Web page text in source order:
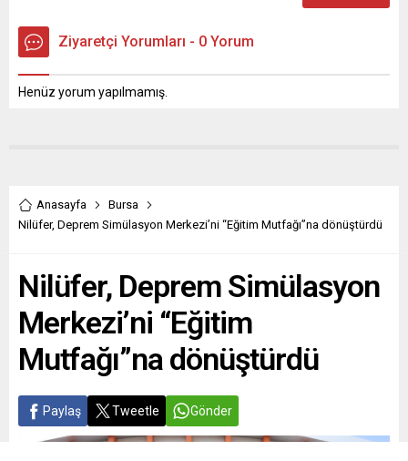
Ziyaretçi Yorumları - 0 Yorum
Henüz yorum yapılmamış.
Anasayfa
Bursa
Nilüfer, Deprem Simülasyon Merkezi’ni “Eğitim Mutfağı”na dönüştürdü
Nilüfer, Deprem Simülasyon
Merkezi’ni “Eğitim
Mutfağı”na dönüştürdü
Paylaş Tweetle Gönder